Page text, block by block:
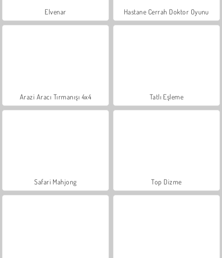
Elvenar Hastane Cerrah Doktor Oyunu
Arazi Aracı Tırmanışı 4x4 Tatlı Eşleme
Safari Mahjong Top Dizme